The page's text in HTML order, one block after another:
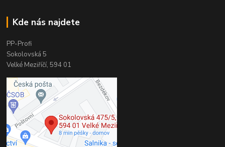
Kde nás najdete
PP-Profi
Sokolovská 5
Velké Meziříčí, 594 01